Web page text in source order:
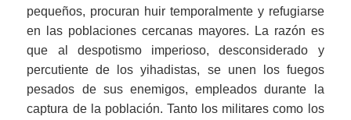
pequeños, procuran huir temporalmente y refugiarse
en las poblaciones cercanas mayores. La razón es
que al despotismo imperioso, desconsiderado y
percutiente de los yihadistas, se unen los fuegos
pesados de sus enemigos, empleados durante la
captura de la población. Tanto los militares como los